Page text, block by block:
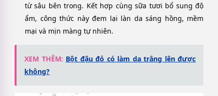
từ sâu bên trong. Kết hợp cùng sữa tươi bổ sung độ
ẩm, công thức này đem lại làn da sáng hồng, mềm
mại và mịn màng tự nhiên.
XEM THÊM: Bột đậu đỏ có làm da trắng lên được
không?